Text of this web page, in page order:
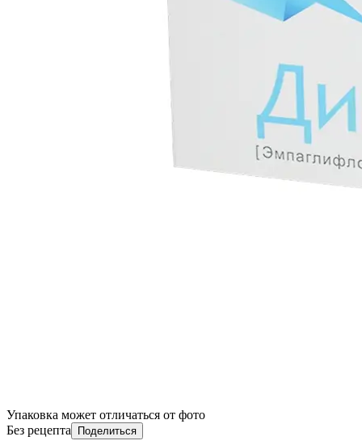
Упаковка может отличаться от фото
Без рецепта
Поделиться